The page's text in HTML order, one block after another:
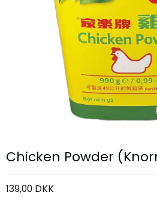
Chicken Powder
139,00 DKK